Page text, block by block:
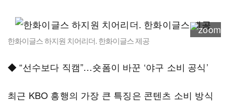
한화이글스 하지원 치어리더. 한화이글스 제공
◆ “선수보다 직캠”…숏폼이 바꾼 ‘야구 소비 공식’
최근 KBO 흥행의 가장 큰 특징은 콘텐츠 소비 방식